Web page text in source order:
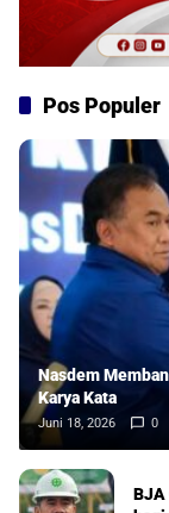
Pos Populer
Nasdem
Karya Kata
Juni 18, 2026 0
BJA